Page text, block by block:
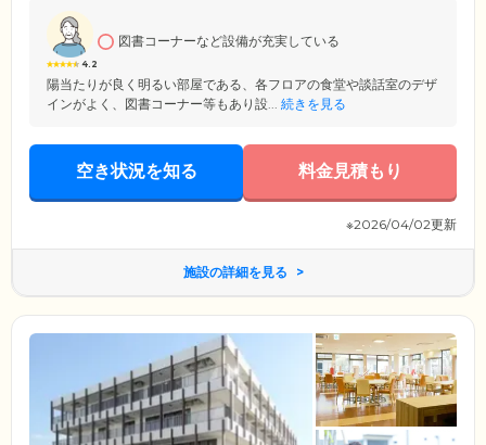
4.2
図書コーナーなど設備が充実している
陽当たりが良く明るい部屋である、各フロアの食堂や談話室のデザ
インがよく、図書コーナー等もあり設... 続きを見る
空き状況を知る 料金見積もり
※2026/04/02更新
施設の詳細を見る